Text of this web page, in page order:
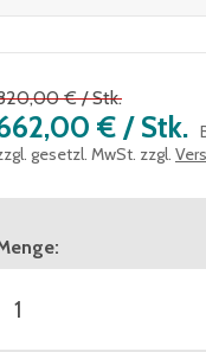
€ /Stk.
€ / Stk.
gesetzl. MwSt. zzgl.
: